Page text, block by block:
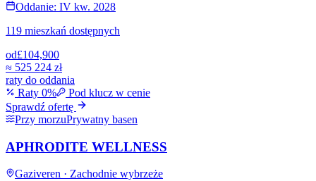
Oddanie: IV kw. 2028
119 mieszkań dostępnych
od£104,900
≈ 525 224 zł
raty do oddania
Raty 0%
Pod klucz w cenie
Sprawdź ofertę
Przy morzuPrywatny basen
APHRODITE WELLNESS
Gaziveren · Zachodnie wybrzeże